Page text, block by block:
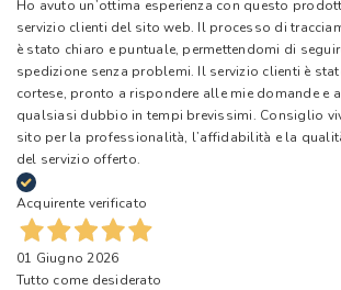
Ho avuto un’ottima esperienza con questo
servizio clienti del sito web. Il processo di
è stato chiaro e puntuale, permettendomi di
spedizione senza problemi. Il servizio clienti è
cortese, pronto a rispondere alle mie domande e
qualsiasi dubbio in tempi brevissimi. Consiglio
sito per la professionalità, l’affidabilità e la
del servizio offerto.
Acquirente verificato
01 Giugno 2026
Tutto come desiderato